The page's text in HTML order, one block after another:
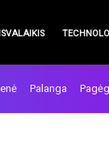
Palanga